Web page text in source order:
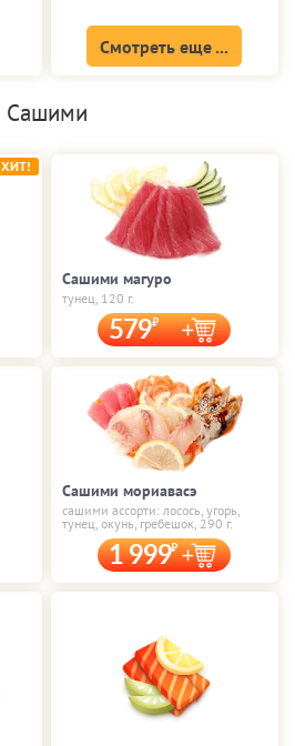
Смотреть еще ...
Сашими
ХИТ!
Сашими магуро
тунец, 120 г.
579
Сашими мориавасэ
сашими ассорти: лосось, угорь,
тунец, окунь, гребешок, 290 г.
1 999